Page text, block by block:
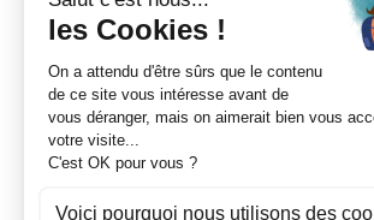
Mes devis
Mes avoirs
Mes adresses
Mes informations
Mes bons de réduction
A